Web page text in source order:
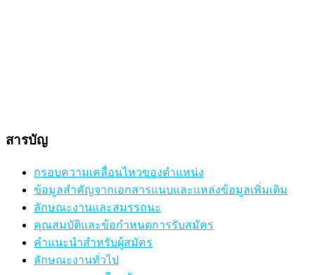
สารบัญ
กรอบความเคลื่อนไหวของตำแหน่ง
ข้อมูลสำคัญจากเอกสารแนบและแหล่งข้อมูลเพิ่มเติม
ลักษณะงานและสมรรถนะ
คุณสมบัติและข้อกำหนดการรับสมัคร
คำแนะนำสำหรับผู้สมัคร
ลักษณะงานทั่วไป